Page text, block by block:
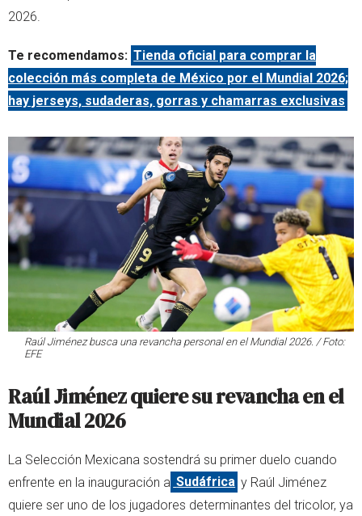
2026.
Te recomendamos: Tienda oficial para comprar la
colección más completa de México por el Mundial 2026;
hay jerseys, sudaderas, gorras y chamarras exclusivas
Raúl Jiménez busca una revancha personal en el Mundial 2026. / Foto:
EFE
Raúl Jiménez quiere su revancha en el
Mundial 2026
La Selección Mexicana sostendrá su primer duelo cuando
enfrente en la inauguración a Sudáfrica y Raúl Jiménez
quiere ser uno de los jugadores determinantes del tricolor, ya